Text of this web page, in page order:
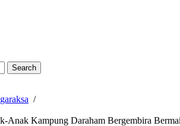
/
Anak Kampung Daraham Bergembira